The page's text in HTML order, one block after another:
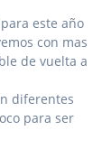
este año
con mas
de vuelta a
diferentes
para ser